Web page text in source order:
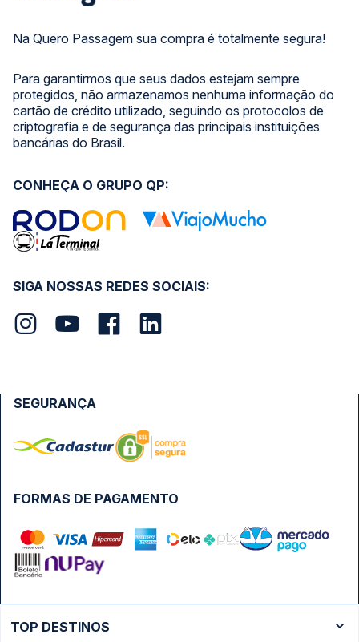
Na Quero Passagem sua compra é totalmente segura!
Para garantirmos que seus dados estejam sempre
protegidos, não armazenamos nenhuma informação do
cartão de crédito utilizado, seguindo os protocolos de
criptografia e de segurança das principais instituições
bancárias do Brasil.
SIGA NOSSAS REDES SOCIAIS:
CONHEÇA O GRUPO QP:
FORMAS DE PAGAMENTO
SEGURANÇA
TOP DESTINOS